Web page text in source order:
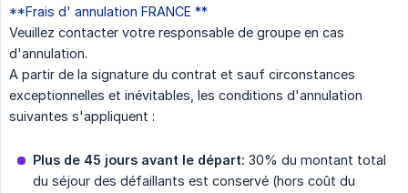
**Frais d' annulation FRANCE **
Veuillez contacter votre responsable de groupe en cas
d'annulation.
A partir de la signature du contrat et sauf circonstances
exceptionnelles et inévitables, les conditions d'annulation
suivantes s'appliquent :
Plus de 45 jours avant le départ: 30% du montant total
du séjour des défaillants est conservé (hors coût du